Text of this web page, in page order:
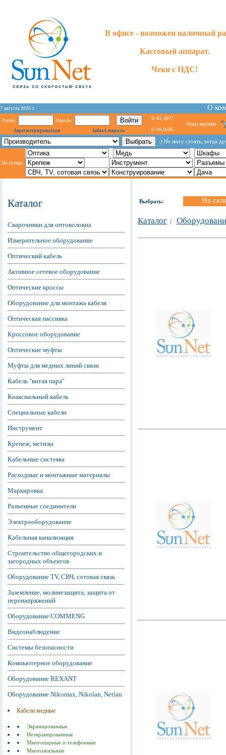
В офисе - возможен наличный
Кассовый аппарат.
Чеки с НДС!
7 августа 2026 г. О
Логин:
Пароль:
Зарегистрироваться
Забыл пароль
$=81,4077
€=94,0585
Ваша корзина
:) He мoгy cтoять, кoгдa
На складе:
Каталог
Сварочники для оптоволокна
Измерительное оборудование
Оптический кабель
Активное сетевое оборудование
Оптические кроссы
Оборудование для монтажа кабеля
Оптическая пассивка
Кроссовое оборудование
Оптические муфты
Муфты для медных линий связи
Кабель "витая пара"
Коаксиальный кабель
Специальные кабели
Инструмент
Крепеж, метизы
Кабельные системы
Расходные и монтажные материалы
Маркировка
Разъемные соединители
Электрооборудование
Кабельная канализация
Строительство общегородских и
загородных объектов
Оборудование TV, СВЧ, сотовая связь
Заземление, молниезащита, защита от
перенапряжений
Оборудование COMMENG
Видеонаблюдение
Системы безопасности
Компьютерное оборудование
Оборудование REXANT
Оборудование Nikomax, Nikolan, Netlan
Кабели медные
Экранированные
Неэкранированные
Многопарные и телефонные
Многожильные
Выбрать: На
Каталог /